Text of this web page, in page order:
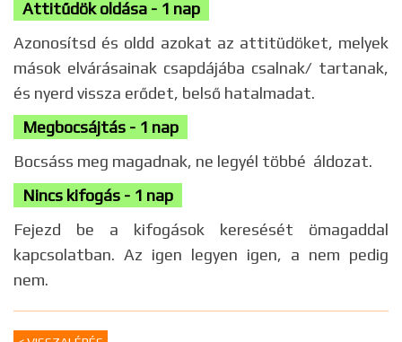
Attitűdök oldása - 1 nap
Azonosítsd és oldd azokat az attitüdöket, melyek
mások elvárásainak csapdájába csalnak/ tartanak,
és nyerd vissza erődet, belső hatalmadat.
Megbocsájtás - 1 nap
Bocsáss meg magadnak, ne legyél többé áldozat.
Nincs kifogás - 1 nap
Fejezd be a kifogások keresését ömagaddal
kapcsolatban. Az igen legyen igen, a nem pedig
nem.